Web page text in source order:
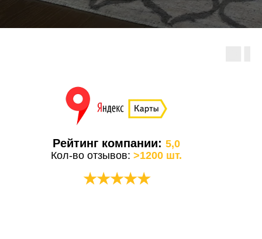
Рейтинг компании:5,0
Кол-во отзывов:>1200 шт.
★★★★★